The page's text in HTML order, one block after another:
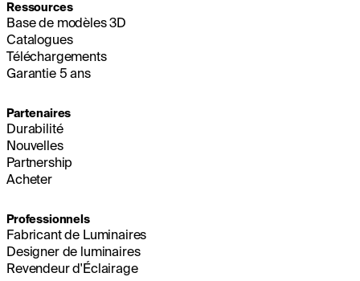
Ressources
Base de modèles 3D
Catalogues
Téléchargements
Garantie 5 ans
Partenaires
Durabilité
Nouvelles
Partnership
Acheter
Professionnels
Fabricant de Luminaires
Designer de luminaires
Revendeur d'Éclairage